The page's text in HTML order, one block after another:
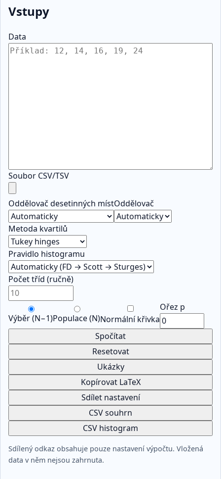
Vstupy
Data
Soubor CSV/TSV
Oddělovač desetinných místOddělovač
Metoda kvartilů
Pravidlo histogramu
Počet tříd (ručně)
Výběr (N−1)Populace (N)Normální křivka
Ořez p
Spočítat
Resetovat
Ukázky
Kopírovat LaTeX
Sdílet nastavení
CSV souhrn
CSV histogram
Sdílený odkaz obsahuje pouze nastavení výpočtu. Vložená
data v něm nejsou zahrnuta.